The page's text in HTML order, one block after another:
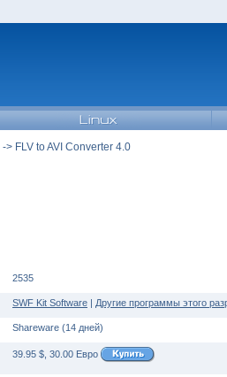
-> FLV to AVI Converter 4.0
2535
SWF Kit Software | Другие программы этого
Shareware (14 дней)
39.95 $, 30.00 Евро